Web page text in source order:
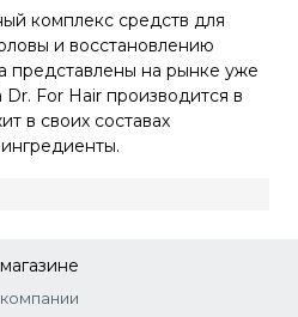
комплекс средств для
и восстановлению
представлены на рынке уже
For Hair производится в
в своих составах